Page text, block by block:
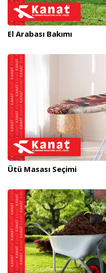
El Arabası Bakımı
Ütü Masası Seçimi